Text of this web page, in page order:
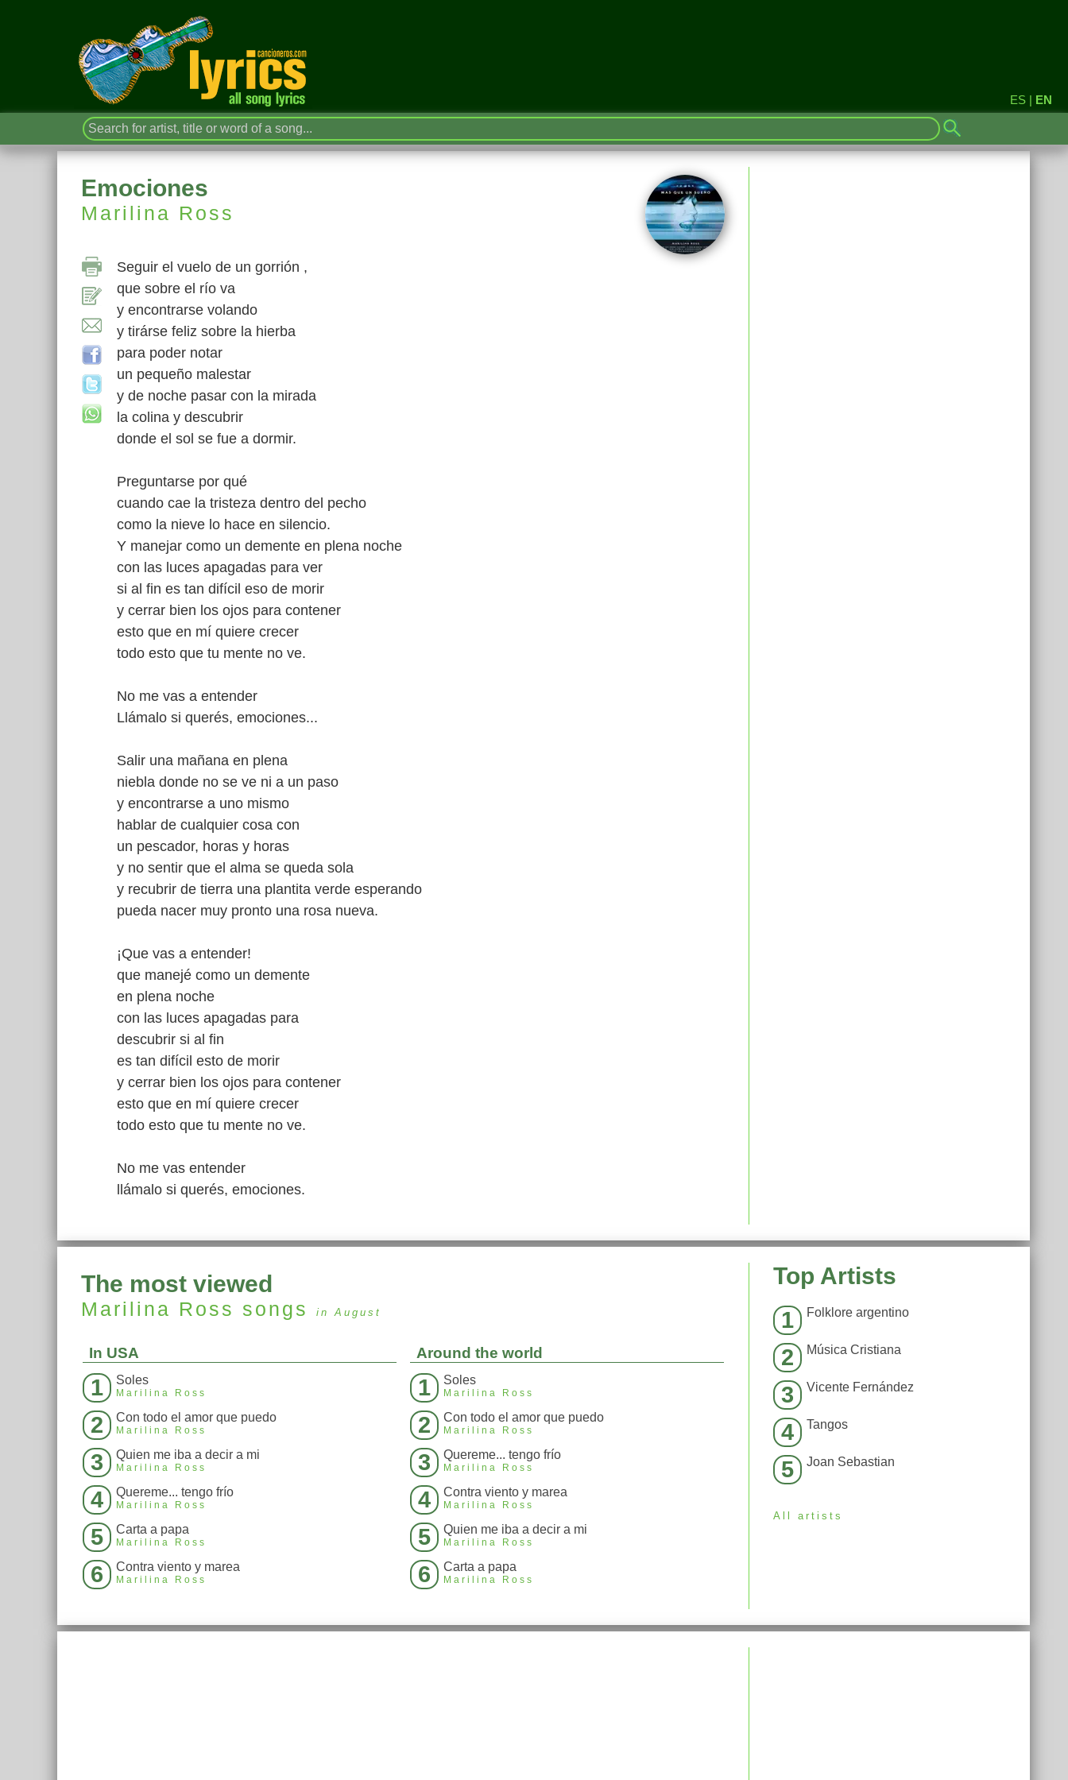
ES | EN
Emociones
Marilina Ross
Seguir el vuelo de un gorrión ,
que sobre el río va
y encontrarse volando
y tirárse feliz sobre la hierba
para poder notar
un pequeño malestar
y de noche pasar con la mirada
la colina y descubrir
donde el sol se fue a dormir.
Preguntarse por qué
cuando cae la tristeza dentro del pecho
como la nieve lo hace en silencio.
Y manejar como un demente en plena noche
con las luces apagadas para ver
si al fin es tan difícil eso de morir
y cerrar bien los ojos para contener
esto que en mí quiere crecer
todo esto que tu mente no ve.
No me vas a entender
Llámalo si querés, emociones...
Salir una mañana en plena
niebla donde no se ve ni a un paso
y encontrarse a uno mismo
hablar de cualquier cosa con
un pescador, horas y horas
y no sentir que el alma se queda sola
y recubrir de tierra una plantita verde esperando
pueda nacer muy pronto una rosa nueva.
¡Que vas a entender!
que manejé como un demente
en plena noche
con las luces apagadas para
descubrir si al fin
es tan difícil esto de morir
y cerrar bien los ojos para contener
esto que en mí quiere crecer
todo esto que tu mente no ve.
No me vas entender
llámalo si querés, emociones.
The most viewed
Marilina Ross songs in August
In USA
1 Soles
Marilina Ross
2 Con todo el amor que puedo
Marilina Ross
3 Quien me iba a decir a mi
Marilina Ross
4 Quereme... tengo frío
Marilina Ross
5 Carta a papa
Marilina Ross
6 Contra viento y marea
Marilina Ross
Around the world
1 Soles
Marilina Ross
2 Con todo el amor que puedo
Marilina Ross
3 Quereme... tengo frío
Marilina Ross
4 Contra viento y marea
Marilina Ross
5 Quien me iba a decir a mi
Marilina Ross
6 Carta a papa
Marilina Ross
Top Artists
1 Folklore argentino
2 Música Cristiana
3 Vicente Fernández
4 Tangos
5 Joan Sebastian
All artists